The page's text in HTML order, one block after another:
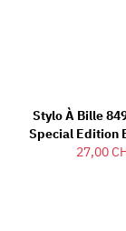
Stylo À Bille
Special Edition
27,00